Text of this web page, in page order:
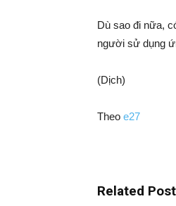
Dù sao đi nữa,
người sử dụng
(Dịch)
Theo e27
Related